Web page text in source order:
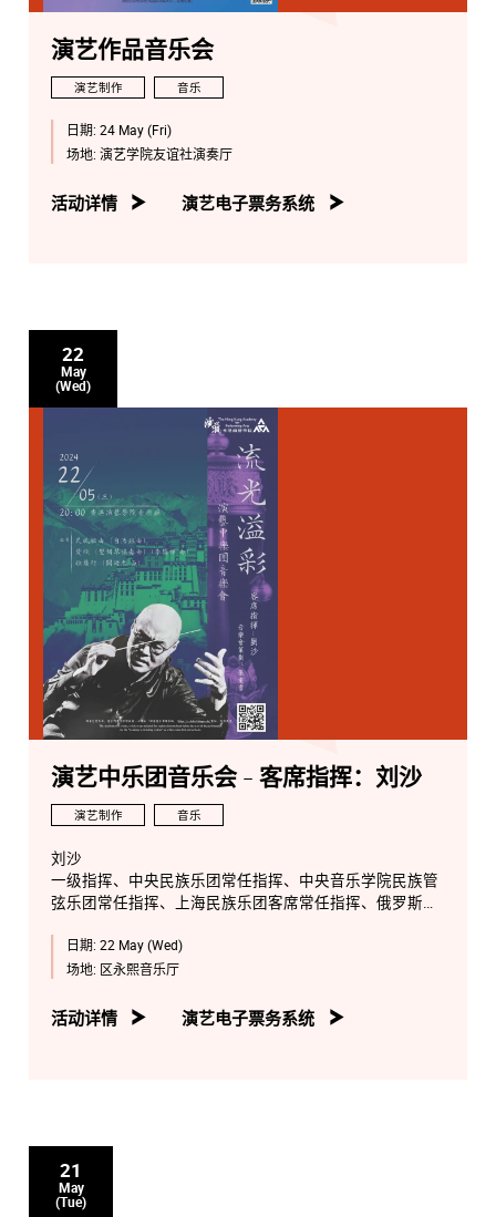
演艺作品音乐会
演艺制作 音乐
日期: 24 May (Fri)
场地: 演艺学院友谊社演奏厅
活动详情 演艺电子票务系统
22
May
(Wed)
演艺中乐团音乐会 - 客席指挥：刘沙
演艺制作 音乐
刘沙
一级指挥、中央民族乐团常任指挥、中央音乐学院民族管
弦乐团常任指挥、上海民族乐团客席常任指挥、俄罗斯华
早年毕业於中央音乐学院指挥系，后赴俄罗斯圣彼德堡国
挥专家文凭。先后受教於徐新教授、王甫建教授和
里，尤其擅长演出俄罗斯、东欧作品，并开创性的扩展了
演出曲目，其范围涵盖西方 20 世纪音乐和中国当代音乐
作品。在民族管弦乐领域里积极探索中国民族乐队的发展
和创新以及培养专业的民族管弦乐队指挥，视奏、首演了
日期: 22 May (Wed)
场地: 区永熙音乐厅
活动详情 演艺电子票务系统
21
May
(Tue)